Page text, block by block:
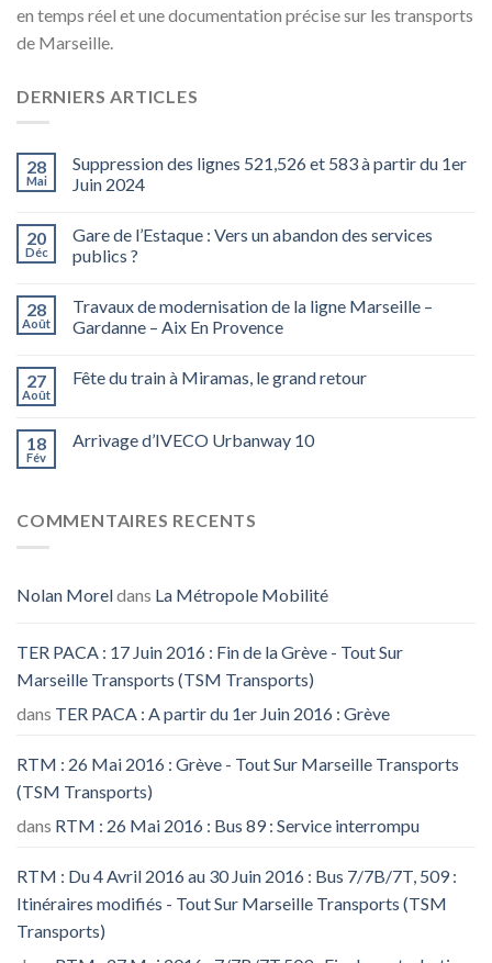
en temps réel et une documentation précise sur les transports
de Marseille.
DERNIERS ARTICLES
28
Mai
Suppression des lignes 521,526 et 583 à partir du 1er
Juin 2024
20
Déc
Gare de l’Estaque : Vers un abandon des services
publics ?
28
Août
Travaux de modernisation de la ligne Marseille –
Gardanne – Aix En Provence
27
Août
Fête du train à Miramas, le grand retour
18
Fév
Arrivage d’IVECO Urbanway 10
COMMENTAIRES RECENTS
Nolan Moreldans La Métropole Mobilité
TER PACA : 17 Juin 2016 : Fin de la Grève - Tout Sur
Marseille Transports (TSM Transports)
dans TER PACA : A partir du 1er Juin 2016 : Grève
RTM : 26 Mai 2016 : Grève - Tout Sur Marseille Transports
(TSM Transports)
dans RTM : 26 Mai 2016 : Bus 89 : Service interrompu
RTM : Du 4 Avril 2016 au 30 Juin 2016 : Bus 7/7B/7T, 509 :
Itinéraires modifiés - Tout Sur Marseille Transports (TSM
Transports)